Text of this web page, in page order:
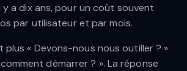
y a dix ans, pour un coût souvent
par utilisateur et par mois.
plus « Devons-nous nous outiller ? »
démarrer ? ». La réponse